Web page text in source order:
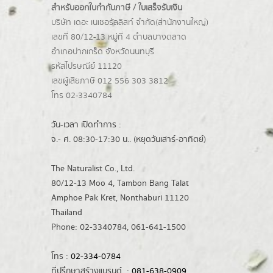
สำหรับออกใบกำกับภาษี / ใบเสร็จรับเงิน
บริษัท เดอะ เนเชอรัลลิสท์ จำกัด(ส่านักงานใหญ่)
เลขที่ 80/12-13 หมู่ที่ 4 ตำบลบางตลาด
อำเภอปากเกร็ดจังหวัดนนทบุรี
รหัสไปรษณีย์ 11120
เลขผู้เสียภาษี 012 556 303 3812
โทร 02-3340784
วัน-เวลา เปิดทำการ :
จ.- ศ. 08:30-17:30 น.. (หยุดวันเสาร์-อาทิตย์)
The Naturalist Co., Ltd.
80/12-13 Moo 4, Tambon Bang Talat
Amphoe Pak Kret, Nonthaburi 11120
Thailand
Phone: 02-3340784, 061-641-1500
โทร : 02-334-0784